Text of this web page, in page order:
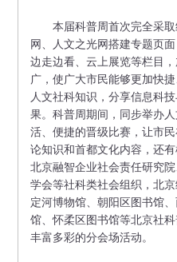
本届科普周首次完全采取
网、人文之光网搭建专题页
边走边看、云上展览等栏目
广，使广大市民能够更加快
人文社科知识，分享信息科
果。科普周期间，同步举办
活、便捷的晋级比赛，让市
论知识和首都文化内容，还
北京融智企业社会责任研究
学会等社科类社会组织，北
定河博物馆、朝阳区图书馆
馆、怀柔区图书馆等北京社
丰富多彩的分会场活动。